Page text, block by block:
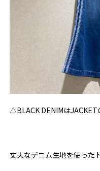
△BLACK DENIMは
丈夫なデニム生地を使った